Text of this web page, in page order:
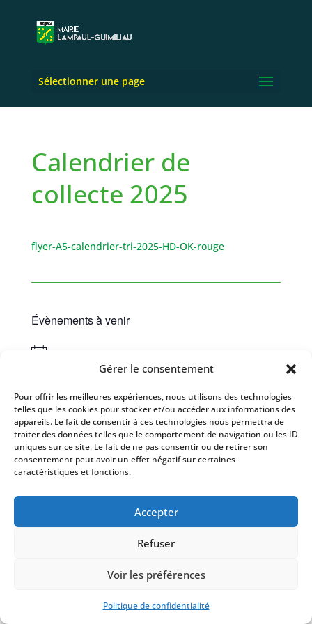
Gérer le consentement
Pour offrir les meilleures expériences, nous utilisons des technologies
telles que les cookies pour stocker et/ou accéder aux informations des
appareils. Le fait de consentir à ces technologies nous permettra de
traiter des données telles que le comportement de navigation ou les ID
uniques sur ce site. Le fait de ne pas consentir ou de retirer son
consentement peut avoir un effet négatif sur certaines
caractéristiques et fonctions.
Accepter
Refuser
Voir les préférences
Politique de confidentialité
Sélectionner une page
Calendrier de
collecte 2025
flyer-A5-calendrier-tri-2025-HD-OK-rouge
Évènements à venir
Mairie de Lampaul-Guimiliau– 6, place du
Villers – 29400 Lampaul-Guimiliau –02 98 68 76
67–accueil@mairie-lampaul-guimiliau.fr
RéalisationPopcorn Communication